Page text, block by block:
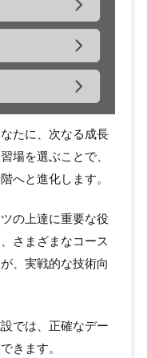
たに、次なる成長
場を選ぶことで、
へと進化します。
の上達に重要な役
さまざまなコース
、実戦的な技術向
では、正確なデー
きます。